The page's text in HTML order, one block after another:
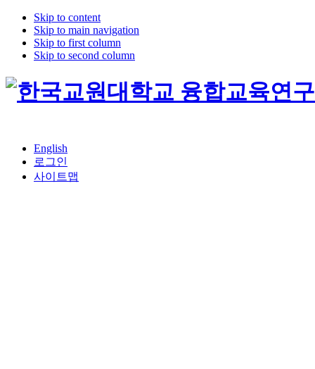
Skip to content
Skip to main navigation
Skip to first column
Skip to second column
English
로그인
사이트맵